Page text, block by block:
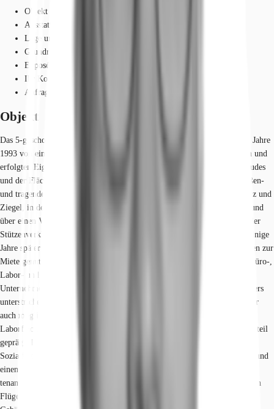
Objekt
Ausstattung
Lage und Verkehrsanbindung
Grundrisse
Exposé herunterladen
Ihr Kontakt
Anfrage senden
Objekt
Das 5-geschossige Gebäude (UG, EG, 1. OG, 2. OG und DG) wurde im Jahre
1993 von einem lokalen Bauträger fertiggestellt. Aufgrund des geplanten und
erfolgten Eigenbedarfs legte man großen Wert auf die Qualität des Gebäudes
und der Flächen. Dies spiegelt sich unter anderem im Stahlbeton der Außen-
und tragenden Innenwände, in der gedämmten Dachkonstruktion aus Holz und
Ziegel, in der Fassade – welche partiell aus Natursteinelementen besteht und
über einen Vollwärmeschutz verfügt – und in den Aluminiumelementen der
Stützenverkleidungen und Fenstern wider. Nach Auszug des Bauträgers einige
Jahre später wurde das Gebäude fortan von unterschiedlichen Unternehmen zur
Miete genutzt und bietet mittlerweile einen spannenden Flächenmix aus Büro-,
Labor- und Lagerflächen. Demnach ist es insbesondere für Life-Science-
Unternehmen äußerst attraktiv, was durch die Nutzung des aktuellen Mieters
unterstrichen wird. Eine anderweitige oder klassische Büronutzung ist aber
auch möglich. Während sich im Erd- und 1. Obergeschoss hauptsächlich
Laborflächen befinden, sind das 2. Ober- und Dachgeschoss durch Büroanteil
geprägt. Im Untergeschoss befinden sich derzeit ausschließlich Lager- und
Sozialflächen (u.a. eine Kantine). Alle Etagen sind über das Treppenhaus und
einen Aufzug miteinander verbunden. Daher ist eine Anmietung als single
tenant des ganzen Gebäudes, aber auch einzelner Geschosse oder der beiden
Flügel (West und Ost) separat möglich. Die technischen Eigenschaften des